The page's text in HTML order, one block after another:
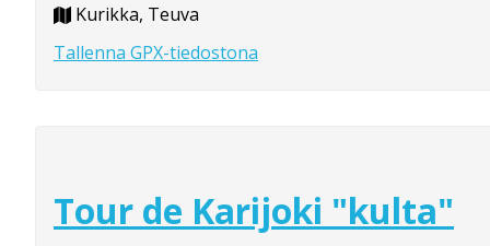
Kurikka, Teuva
Tallenna GPX-tiedostona
Tour de Karijoki "kulta"